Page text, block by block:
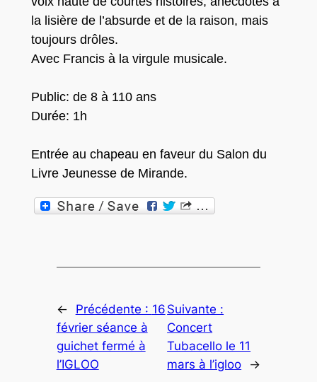
la lisière de l’absurde et de la raison, mais
toujours drôles.
Avec Francis à la virgule musicale.
Public: de 8 à 110 ans
Durée: 1h
Entrée au chapeau en faveur du Salon du
Livre Jeunesse de Mirande.
← Précédente : 16
février séance à
guichet fermé à
l’IGLOO
Suivante :
Concert
Tubacello le 11
mars à l’igloo
→